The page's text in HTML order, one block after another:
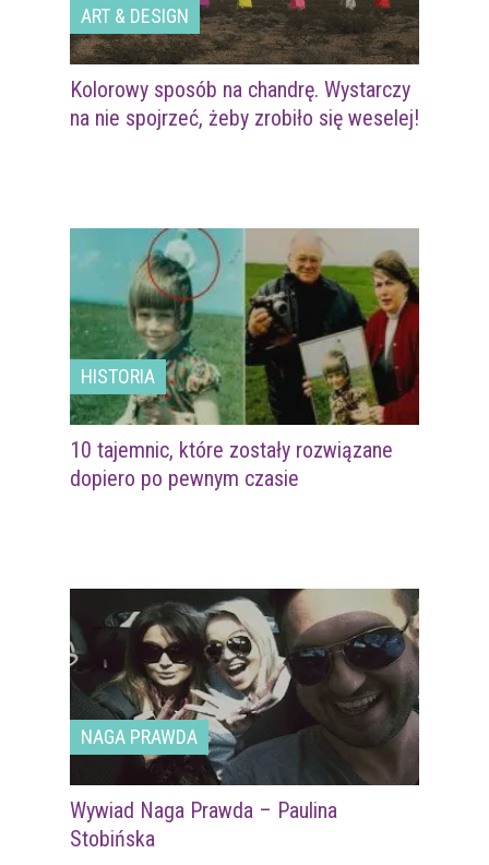
ART & DESIGN
Kolorowy sposób na chandrę. Wystarczy
na nie spojrzeć, żeby zrobiło się weselej!
HISTORIA
10 tajemnic, które zostały rozwiązane
dopiero po pewnym czasie
NAGA PRAWDA
Wywiad Naga Prawda – Paulina
Stobińska